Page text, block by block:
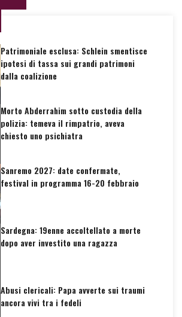
Patrimoniale esclusa: Schlein smentisce
ipotesi di tassa sui grandi patrimoni
dalla coalizione
Morto Abderrahim sotto custodia della
polizia: temeva il rimpatrio, aveva
chiesto uno psichiatra
Sanremo 2027: date confermate,
festival in programma 16-20 febbraio
Sardegna: 19enne accoltellato a morte
dopo aver investito una ragazza
Abusi clericali: Papa avverte sui traumi
ancora vivi tra i fedeli